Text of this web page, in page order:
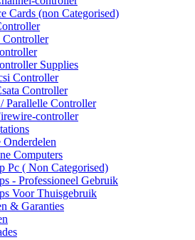
Cards (non Categorised)
Controller
Supplies
Controller
Controller
Parallelle Controller
controller
Onderdelen
Computers
Pc ( Non Categorised)
- Professioneel Gebruik
Voor Thuisgebruik
& Garanties